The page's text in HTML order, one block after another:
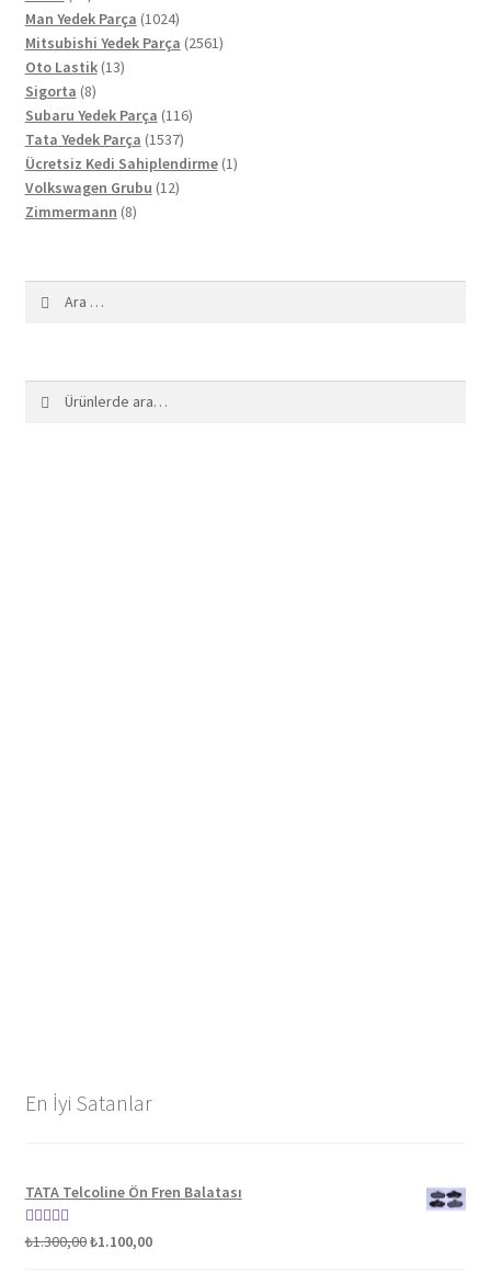
ürün
Man Yedek Parça 10241024
ürün
Mitsubishi Yedek Parça 25612561
Oto Lastik 1313
Sigorta 88
ürün
Subaru Yedek Parça 116116
Tata Yedek Parça 15371537
ürün
Ücretsiz Kedi Sahiplendirme 11
Volkswagen Grubu 1212
Zimmermann 88
En İyi Satanlar
TATA Telcoline Ön Fren Balatası
5 üzerinden
₺1.300,00Orijinal
₺1.100,00Şu